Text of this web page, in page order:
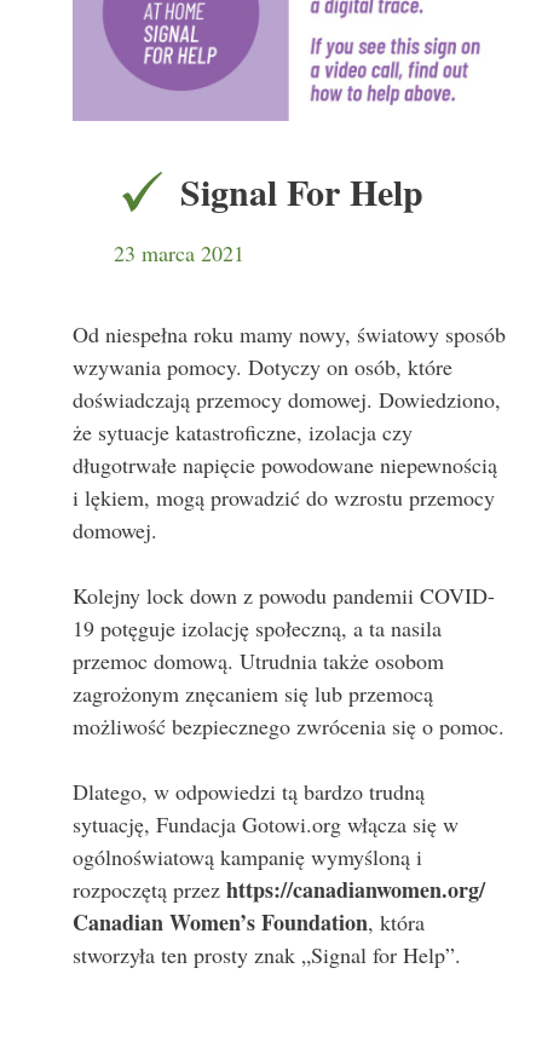
Signal For Help
23 marca 2021
Od niespełna roku mamy nowy, światowy sposób
wzywania pomocy. Dotyczy on osób, które
doświadczają przemocy domowej. Dowiedziono,
że sytuacje katastroficzne, izolacja czy
długotrwałe napięcie powodowane niepewnością
i lękiem, mogą prowadzić do wzrostu przemocy
domowej.
Kolejny lock down z powodu pandemii COVID-
19 potęguje izolację społeczną, a ta nasila
przemoc domową. Utrudnia także osobom
zagrożonym znęcaniem się lub przemocą
możliwość bezpiecznego zwrócenia się o pomoc.
Dlatego, w odpowiedzi tą bardzo trudną
sytuację, Fundacja Gotowi.org włącza się w
ogólnoświatową kampanię wymyśloną i
rozpoczętą przez https://canadianwomen.org/
Canadian Women’s Foundation, która
stworzyła ten prosty znak „Signal for Help”.